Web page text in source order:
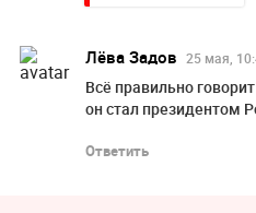
Лёва Задов 25 мая,
Всё правильно
он стал президентом
Ответить